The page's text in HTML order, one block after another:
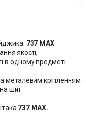
737 MAX
якості,
в одному предметі.
металевим кріпленням
шиї.
737 MAX.